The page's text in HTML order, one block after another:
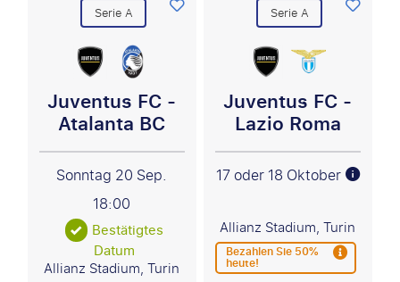
Serie A
Juventus FC -
Atalanta BC
Sonntag 20 Sep.
18:00
Bestätigtes
Datum
Allianz Stadium, Turin
Serie A
Juventus FC -
Lazio Roma
17 oder 18 Oktober
Allianz Stadium, Turin
Bezahlen Sie 50%
heute!